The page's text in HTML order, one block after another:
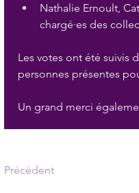
Nathalie Ernoult,
chargé·es des
Les votes ont été suivis
personnes présentes
Un grand merci
Précédent